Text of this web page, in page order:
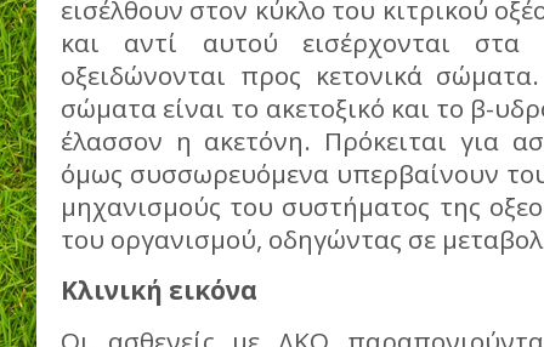
εισέλθουν στον κύκλο του κιτρικού
και αντί αυτού εισέρχονται στα
οξειδώνονται προς κετονικά
σώματα είναι το ακετοξικό και το β-
έλασσον η ακετόνη. Πρόκειται για
όμως συσσωρευόμενα υπερβαίνουν
μηχανισμούς του συστήματος της
του οργανισμού, οδηγώντας σε
Κλινική εικόνα